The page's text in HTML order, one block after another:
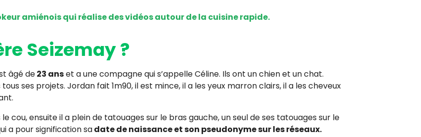
amiénois qui réalise des vidéos autour de la cuisine rapide.
Seizemay ?
âgé de23 anset a une compagne qui s’appelle Céline. Ils ont un chien et un chat.
ses projets. Jordan fait 1m90, il est mince, il a les yeux marron clairs, il a les cheveux
cou, ensuite il a plein de tatouages sur le bras gauche, un seul de ses tatouages sur le
a pour signification sadate de naissance et son pseudonyme sur les réseaux.